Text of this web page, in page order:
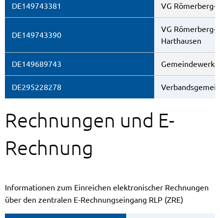
DE149743381 VG
DE149743390
VG
Harthausen
DE149689743
DE295228278
Rechnungen und E-
Rechnung
Informationen zum Einreichen elektronischer Rechnungen
über den zentralen E-Rechnungseingang RLP (ZRE)